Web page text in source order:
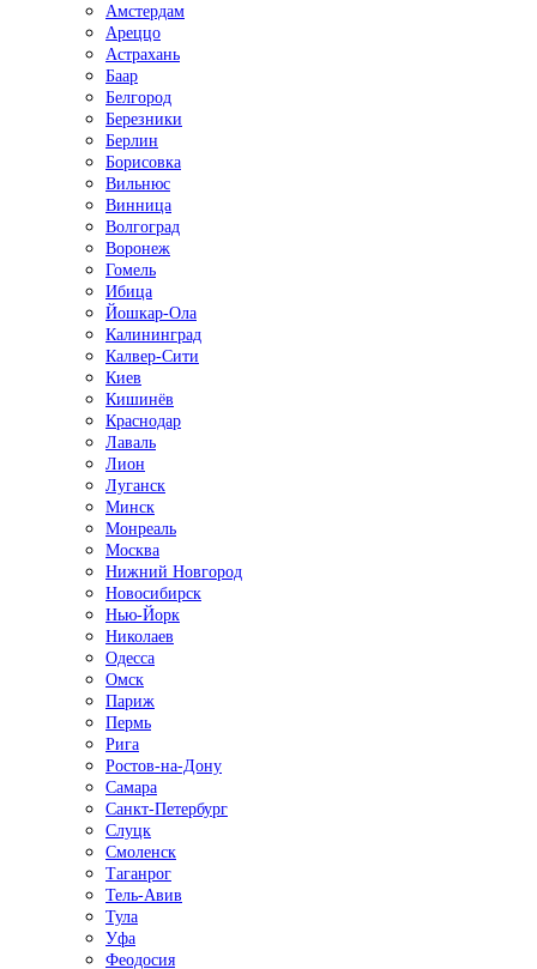
Амстердам
Ареццо
Астрахань
Баар
Белгород
Березники
Берлин
Борисовка
Вильнюс
Винница
Волгоград
Воронеж
Гомель
Ибица
Йошкар-Ола
Калининград
Калвер-Сити
Киев
Кишинёв
Краснодар
Лаваль
Лион
Луганск
Минск
Монреаль
Москва
Нижний Новгород
Новосибирск
Нью-Йорк
Николаев
Одесса
Омск
Париж
Пермь
Рига
Ростов-на-Дону
Самара
Санкт-Петербург
Слуцк
Смоленск
Таганрог
Тель-Авив
Тула
Уфа
Феодосия